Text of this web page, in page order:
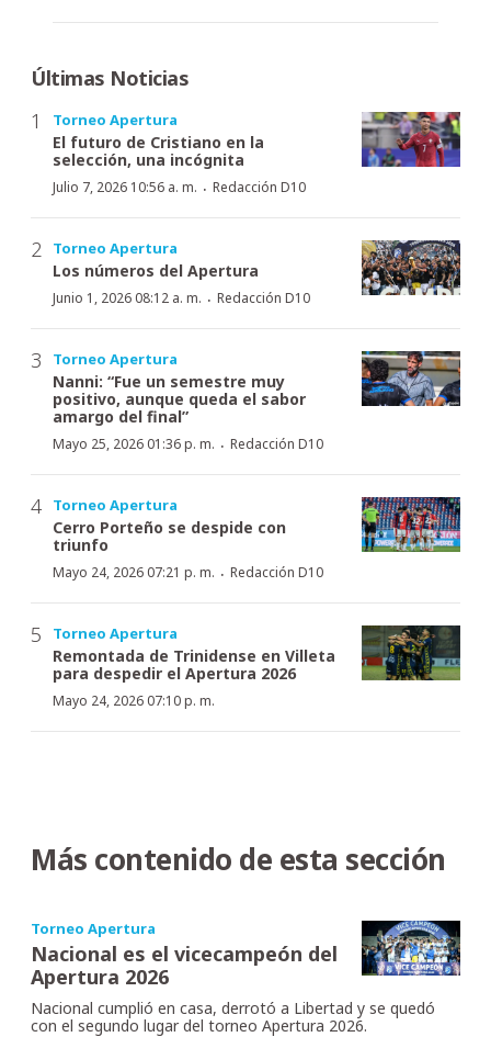
Últimas Noticias
Torneo Apertura
El futuro de Cristiano en la
selección, una incógnita
Julio 7, 2026 10:56 a. m. · Redacción D10
Torneo Apertura
Los números del Apertura
Junio 1, 2026 08:12 a. m. · Redacción D10
Torneo Apertura
Nanni: “Fue un semestre muy
positivo, aunque queda el sabor
amargo del final”
Mayo 25, 2026 01:36 p. m. · Redacción D10
Torneo Apertura
Cerro Porteño se despide con
triunfo
Mayo 24, 2026 07:21 p. m. · Redacción D10
Torneo Apertura
Remontada de Trinidense en Villeta
para despedir el Apertura 2026
Mayo 24, 2026 07:10 p. m.
Más contenido de esta sección
Torneo Apertura
Nacional es el vicecampeón del
Apertura 2026
Nacional cumplió en casa, derrotó a Libertad y se quedó
con el segundo lugar del torneo Apertura 2026.